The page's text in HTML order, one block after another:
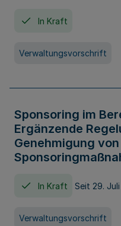
In Kraft
Verwaltungsvorschrift
Sponsoring im
Ergänzende
Genehmigung von
In Kraft Seit 29.
Verwaltungsvorschrift